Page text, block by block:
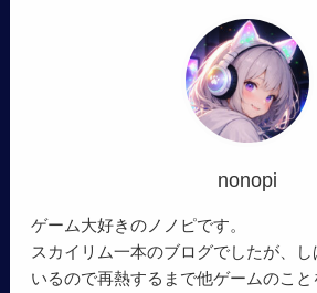
nonopi
ゲーム大好きのノノピです。
スカイリム一本のブログでしたが、
いるので再熱するまで他ゲームのこ